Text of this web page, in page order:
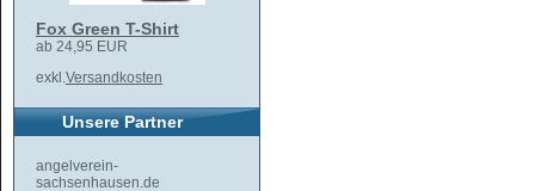
Fox Green T-Shirt
ab 24,95 EUR
exkl.Versandkosten
Unsere Partner
angelverein-
sachsenhausen.de